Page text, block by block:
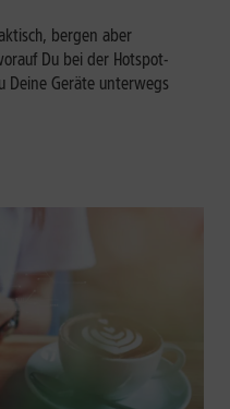
bergen aber
Du bei der Hotspot-
Deine Geräte unterwegs